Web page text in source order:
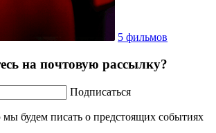
5 фильмов
на почтовую рассылку?
Подписаться
мы будем писать о предстоящих событиях